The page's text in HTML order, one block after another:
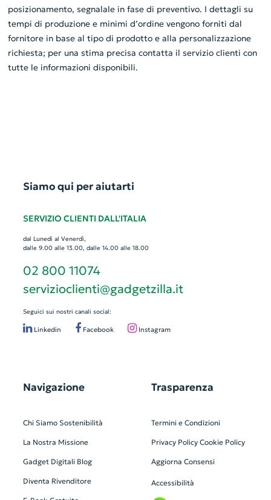
posizionamento, segnalale in fase di preventivo. I dettagli su
tempi di produzione e minimi d’ordine vengono forniti dal
fornitore in base al tipo di prodotto e alla personalizzazione
richiesta; per una stima precisa contatta il servizio clienti con
tutte le informazioni disponibili.
Siamo qui per aiutarti
SERVIZIO CLIENTI DALL'ITALIA
dal Lunedì al Venerdì,
dalle 9.00 alle 13.00, dalle 14.00 alle 18.00
02 800 11074
servizioclienti@gadgetzilla.it
Seguici sui nostri canali social:
Linkedin Facebook Instagram
Navigazione
Chi Siamo Sostenibilità
La Nostra Missione
Gadget Digitali Blog
Diventa Rivenditore
Trasparenza
Termini e Condizioni
Privacy Policy Cookie Policy
Aggiorna Consensi
Accessibilità